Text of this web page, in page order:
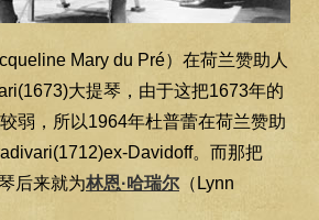
Mary du Pré）在荷兰赞助人
大提琴，由于这把1673年的
弱，所以1964年杜普蕾在荷兰赞助
Davidoff。而那把
后来就为林恩·哈瑞尔 （Lynn